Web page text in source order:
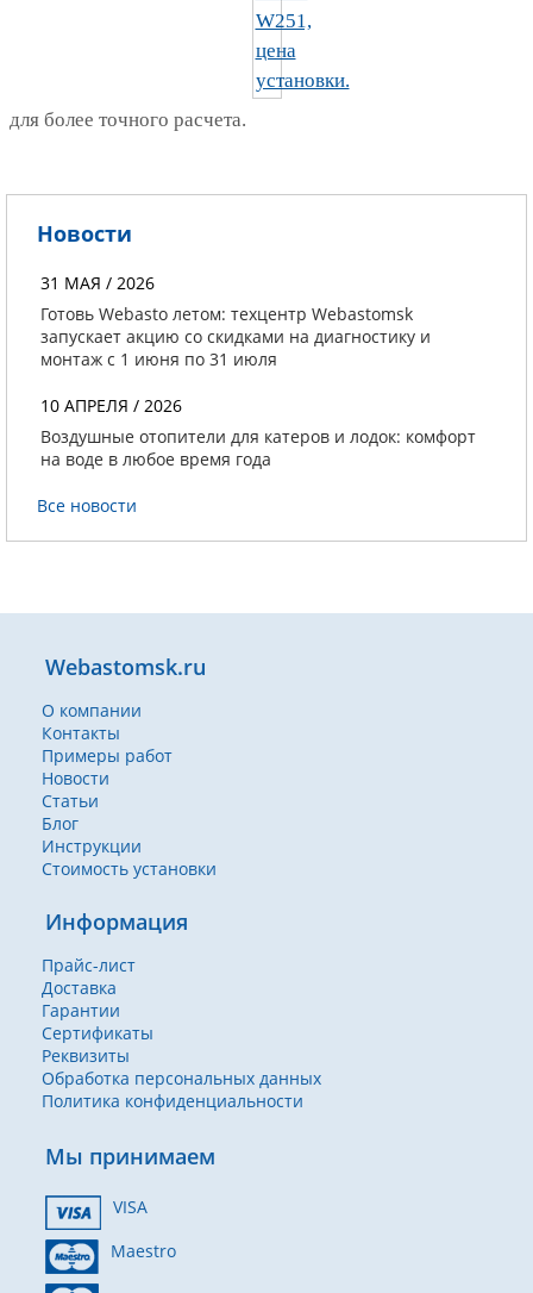
для более точного расчета.
Новости
31 МАЯ / 2026
Готовь Webasto летом: техцентр Webastomsk
запускает акцию со скидками на диагностику и
монтаж с 1 июня по 31 июля
10 АПРЕЛЯ / 2026
Воздушные отопители для катеров и лодок: комфорт
на воде в любое время года
Все новости
Webastomsk.ru
О компании
Контакты
Примеры работ
Новости
Статьи
Блог
Инструкции
Стоимость установки
Информация
Прайс-лист
Доставка
Гарантии
Сертификаты
Реквизиты
Обработка персональных данных
Политика конфиденциальности
Мы принимаем
VISA
Maestro